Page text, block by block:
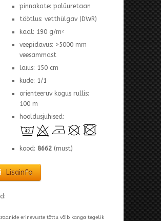
pinnakate: polüuretaan
töötlus: vetthülgav (DWR)
kaal: 190 g/m²
veepidavus: >5000 mm
veesammast
laius: 150 cm
kude: 1/1
orienteeruv kogus rullis:
100 m
hooldusjuhised:
kood: 8662 (must)
Lisainfo
erinevuste tõttu võib kanga tegelik